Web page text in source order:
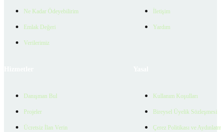
Ne Kadar Ödeyebilirim
Emlak Değeri
Verilerimiz
İletişim
Yardım
Danışman Bul
Projeler
Ücretsiz İlan Verin
Kullanım Koşulları
Bireysel Üyelik Sözleşmesi
Çerez Politikası ve